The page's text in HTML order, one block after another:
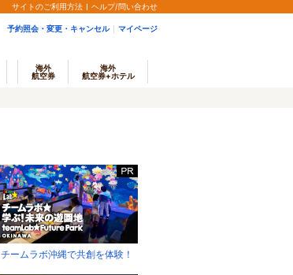
サイトのご利用方法 ヘルプ/問い合わせ
予約照会・変更・キャンセル マイページ
海外
航空券
海外
航空券+ホテル
チームラボ沖縄で共創を体験！